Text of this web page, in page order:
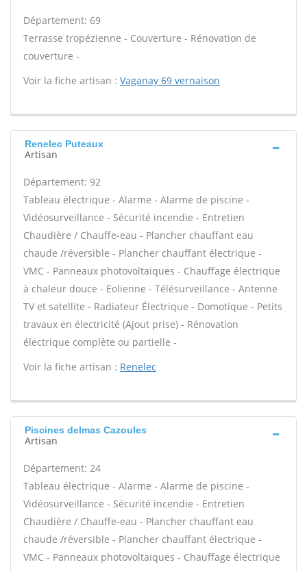
Département: 69
Terrasse tropézienne - Couverture - Rénovation de
couverture -
Voir la fiche artisan : Vaganay 69 vernaison
Renelec Puteaux
Artisan
Département: 92
Tableau électrique - Alarme - Alarme de piscine -
Vidéosurveillance - Sécurité incendie - Entretien
Chaudière / Chauffe-eau - Plancher chauffant eau
chaude /réversible - Plancher chauffant électrique -
VMC - Panneaux photovoltaïques - Chauffage électrique
à chaleur douce - Eolienne - Télésurveillance - Antenne
TV et satellite - Radiateur Électrique - Domotique - Petits
travaux en électricité (Ajout prise) - Rénovation
électrique complète ou partielle -
Voir la fiche artisan : Renelec
Piscines delmas Cazoules
Artisan
Département: 24
Tableau électrique - Alarme - Alarme de piscine -
Vidéosurveillance - Sécurité incendie - Entretien
Chaudière / Chauffe-eau - Plancher chauffant eau
chaude /réversible - Plancher chauffant électrique -
VMC - Panneaux photovoltaïques - Chauffage électrique